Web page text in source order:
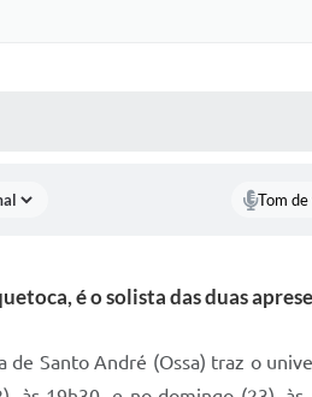
Tom de
é o solista das duas
Santo André (Ossa) traz o